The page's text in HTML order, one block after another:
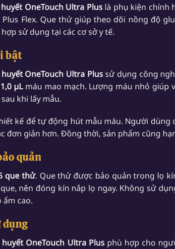
OneTouch Ultra Pluslà phụ kiện chính
Plus Flex. Que thử giúp theo dõi nồng độ
sử dụng tại các cơ sở y tế.
bật
OneTouch Ultra Plussử dụng công
1,0 µLmáu mao mạch. Lượng máu nhỏ giúp
khi lấy mẫu.
kế để tự động hút mẫu máu. Người dùng
đơn giản hơn. Đồng thời, sản phẩm cũng
quản
que thử. Que thử được bảo quản trong lọ
nên đóng kín nắp lọ ngay. Không sử
ẩm cao.
dụng
OneTouch Ultra Plusphù hợp cho